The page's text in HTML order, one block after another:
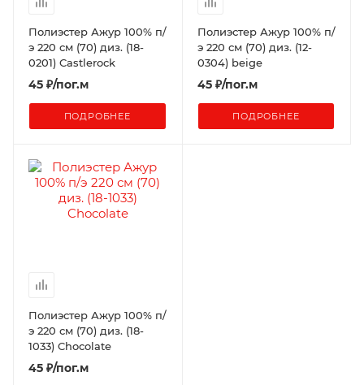
Полиэстер Ажур 100% п/
э 220 см (70) диз. (18-
0201) Castlerock
45 ₽/пог.м
ПОДРОБНЕЕ
Полиэстер Ажур 100% п/
э 220 см (70) диз. (12-
0304) beige
45₽/пог.м
ПОДРОБНЕЕ
Полиэстер Ажур 100% п/
э 220 см (70) диз. (18-
1033) Chocolate
45 ₽/пог.м